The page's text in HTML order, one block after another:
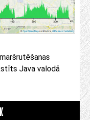
Java valodā